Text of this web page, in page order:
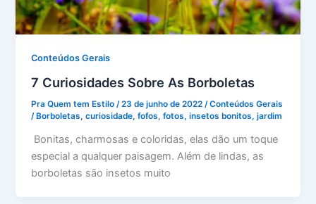
Conteúdos Gerais
7 Curiosidades Sobre As Borboletas
Pra Quem tem Estilo/23 de junho de 2022/Conteúdos Gerais
/ Borboletas,curiosidade,fofos,fotos,insetos bonitos,jardim
Bonitas, charmosas e coloridas, elas dão um toque
especial a qualquer paisagem. Além de lindas, as
borboletas são insetos muito